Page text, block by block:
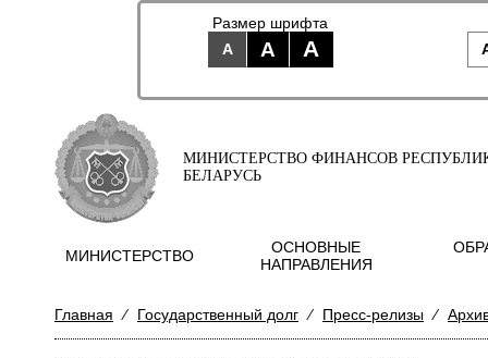
Размер шрифта
A
A A
МИНИСТЕРСТВО ФИНАНСОВ
БЕЛАРУСЬ
МИНИСТЕРСТВО
ОСНОВНЫЕ
НАПРАВЛЕНИЯ
Главная ⁄ Государственный долг ⁄ Пресс-релизы ⁄